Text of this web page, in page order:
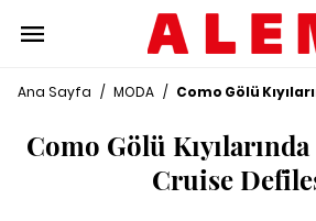
Ana Sayfa / MODA / Como Gölü
Como Gölü
Cruise